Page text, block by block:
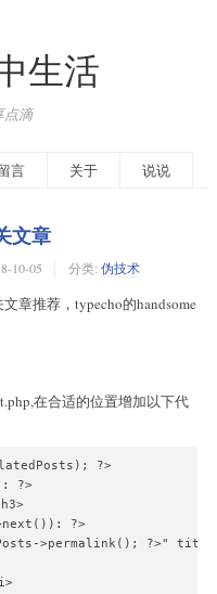
生活
点滴
言 关于 说说
文章
10-05 分类: 伪技术
章推荐，typecho的handsome
在合适的位置增加以下代
?>
?>
?>
>permalink(); ?>"